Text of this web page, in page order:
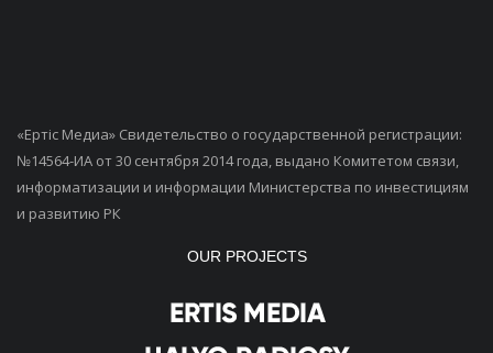
«Ертiс Медиа» Свидетельство о государственной регистрации:
№14564-ИА от 30 сентября 2014 года, выдано Комитетом связи,
информатизации и информации Министерства по инвестициям
и развитию РК
OUR PROJECTS